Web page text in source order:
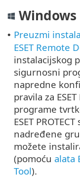
Windows
• Preuzmi
ESET Remote
instalacijskog
sigurnosni
napredne
pravila za
programe
ESET
nadređene
možete
(pomoću alata
Tool).